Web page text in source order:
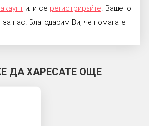
или се регистрирайте. Вашето
нас. Благодарим Ви, че помагате
ДА ХАРЕСАТЕ ОЩЕ